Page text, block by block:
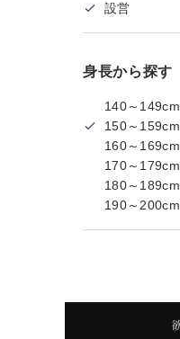
設営
身長から探す
140～149cm
150～159cm
160～169cm
170～179cm
180～189cm
190～200cm